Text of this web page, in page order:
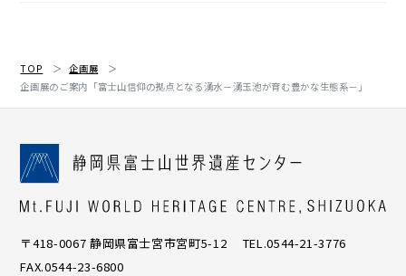
TOP
企画展
企画展のご案内「富士山信仰の拠点となる湧水－湧玉池が育む豊かな生態系－」
〒418-0067 静岡県富士宮市宮町5-12 TEL.0544-21-3776
FAX.0544-23-6800